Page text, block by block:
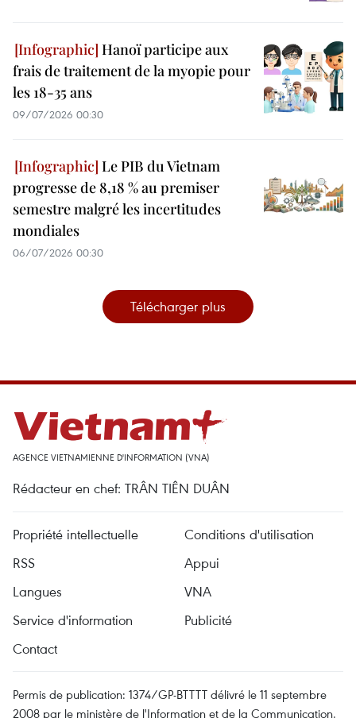
Hanoï participe aux
frais de traitement de la myopie pour
les 18-35 ans
09/07/2026 00:30
Le PIB du Vietnam
progresse de 8,18 % au premiser
semestre malgré les incertitudes
mondiales
06/07/2026 00:30
Télécharger plus
AGENCE VIETNAMIENNE D'INFORMATION (VNA)
Rédacteur en chef: TRÂN TIÊN DUÂN
Propriété intellectuelle
Conditions d'utilisation
RSS
Appui
Langues
VNA
Service d'information
Publicité
Contact
Permis de publication: 1374/GP-BTTTT délivré le 11 septembre
2008 par le ministère de l'Information et de la Communication.